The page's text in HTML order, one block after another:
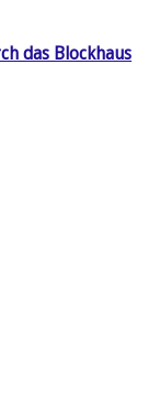
das Blockhaus